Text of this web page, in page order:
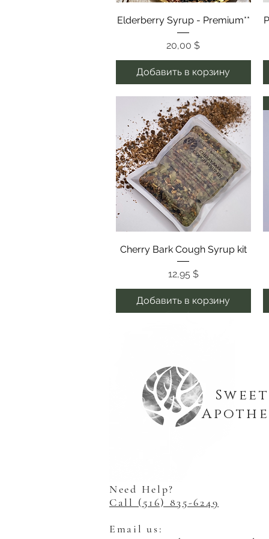
Быстрый просмотр
Elderberry Syrup - Premium**
Цена
20,00 $
Добавить в корзину
Быстрый просмотр
Cherry Bark Cough Syrup kit
Цена
12,95 $
Добавить в корзину
Need Help?
Call (516) 835-6249
Email us: